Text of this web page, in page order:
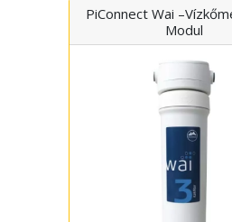
PiConnect Wai
Modul